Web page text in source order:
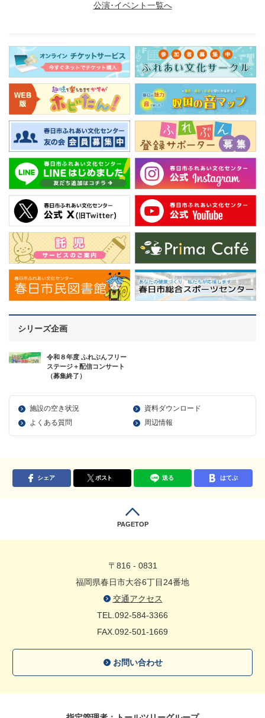
公演･イベント一覧へ
シリーズ企画
令和８年度 ふれぶんフリー
ステージ＋配信コンサート
（募集終了）
施設の空き状況
資料ダウンロード
よくある質問
周辺情報
シェア ポスト 送る はてぶ
PAGETOP
〒816 - 0831
福岡県春日市大谷6丁目24番地
交通アクセス
TEL.092-584-3366
FAX.092-501-1669
お問い合わせ